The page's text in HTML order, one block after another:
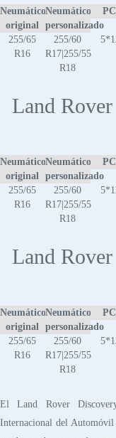
Neumático
original
Neumático
personalizado
255/65
R16
255/60
R17|255/55
R18
Land
Neumático
original
Neumático
personalizado
255/65
R16
255/60
R17|255/55
R18
Land
Neumático
original
Neumático
personalizado
255/65
R16
255/60
R17|255/55
R18
El Land Rover
Internacional del